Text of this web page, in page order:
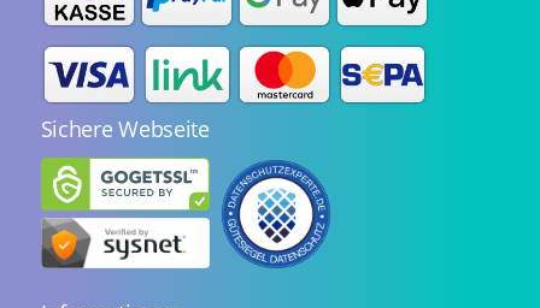
Sichere Webseite